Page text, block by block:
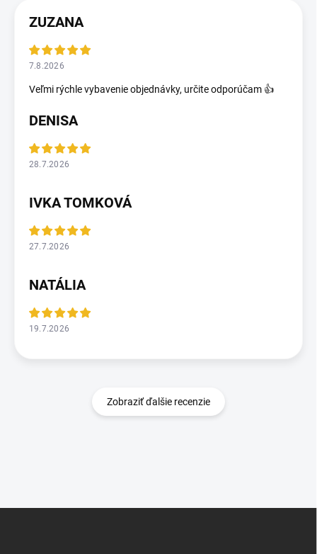
ZUZANA
7.8.2026
Veľmi rýchle vybavenie objednávky, určite odporúčam 👍
DENISA
28.7.2026
IVKA TOMKOVÁ
27.7.2026
NATÁLIA
19.7.2026
Zobraziť ďalšie recenzie